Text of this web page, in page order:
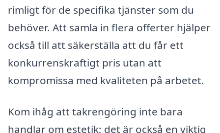
rimligt för de specifika tjänster som du
behöver. Att samla in flera offerter hjälper
också till att säkerställa att du får ett
konkurrenskraftigt pris utan att
kompromissa med kvaliteten på arbetet.
Kom ihåg att takrengöring inte bara
handlar om estetik; det är också en viktig